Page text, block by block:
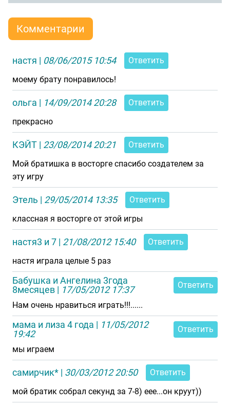
Комментарии
настя | 08/06/2015 10:54
Ответить
моему брату понравилось!
ольга | 14/09/2014 20:28
Ответить
прекрасно
КЭЙТ | 23/08/2014 20:21
Ответить
Мой братишка в восторге спасибо создателем за
эту игру
Этель | 29/05/2014 13:35
Ответить
классная я восторге от этой игры
настя3 и 7 | 21/08/2012 15:40
Ответить
настя играла целые 5 раз
Бабушка и Ангелина 3года
8месяцев | 17/05/2012 17:37 Ответить
Нам очень нравиться играть!!!......
мама и лиза 4 года | 11/05/2012
19:42
Ответить
мы играем
самирчик* | 30/03/2012 20:50
Ответить
мой братик собрал секунд за 7-8) еее...он круут))